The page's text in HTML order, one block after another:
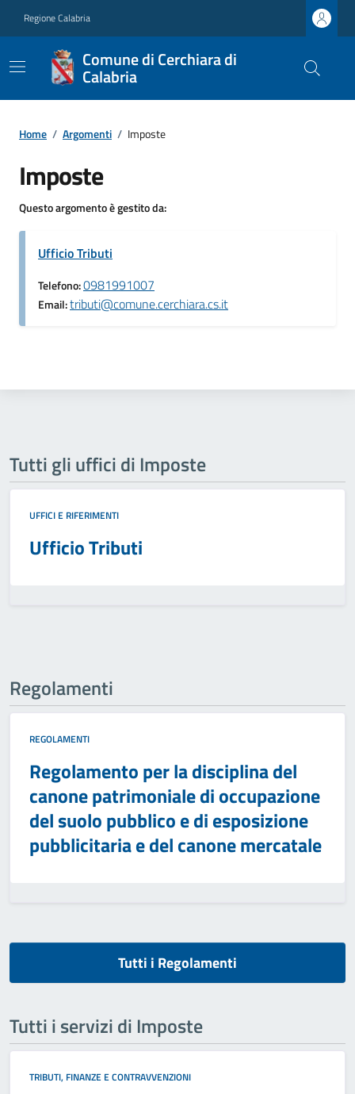
Regione Calabria
Comune di Cerchiara di
Calabria
Home / Argomenti / Imposte
Imposte
Questo argomento è gestito da:
Ufficio Tributi
Telefono:0981991007
Email:tributi@comune.cerchiara.cs.it
Tutti gli uffici di Imposte
UFFICI E RIFERIMENTI
Ufficio Tributi
Regolamenti
REGOLAMENTI
Regolamento per la disciplina del
canone patrimoniale di occupazione
del suolo pubblico e di esposizione
pubblicitaria e del canone mercatale
Tutti i Regolamenti
Tutti i servizi di Imposte
TRIBUTI, FINANZE E CONTRAVVENZIONI